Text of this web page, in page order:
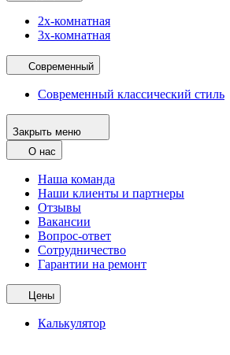
2х-комнатная
3х-комнатная
Современный
Современный классический стиль
Закрыть меню
О нас
Наша команда
Наши клиенты и партнеры
Отзывы
Вакансии
Вопрос-ответ
Сотрудничество
Гарантии на ремонт
Цены
Калькулятор